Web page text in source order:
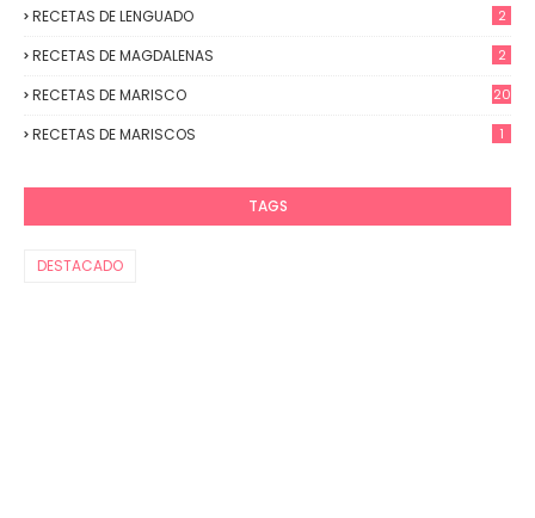
RECETAS DE LENGUADO 2
RECETAS DE MAGDALENAS 2
RECETAS DE MARISCO 20
RECETAS DE MARISCOS 1
TAGS
DESTACADO